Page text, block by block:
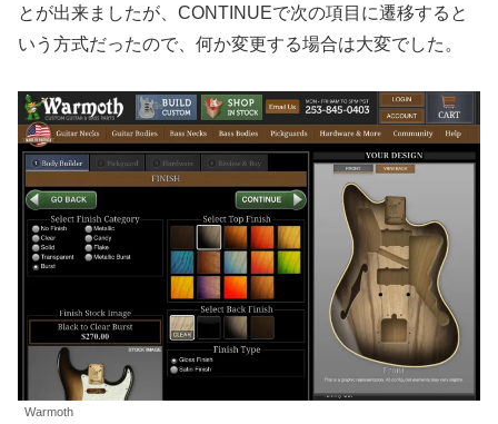
とが出来ましたが、CONTINUEで次の項目に遷移すると
いう方式だったので、何か変更する場合は大変でした。
Warmoth